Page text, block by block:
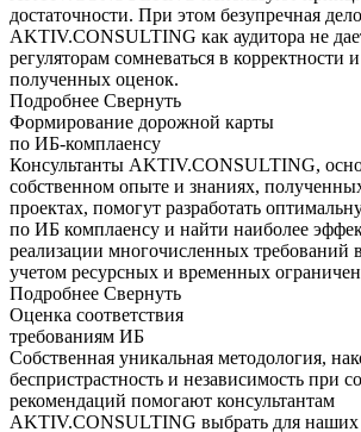
достаточности. При этом безупречная
AKTIV.CONSULTING как аудитора не
регуляторам сомневаться в корректности
полученных оценок.
Подробнее Свернуть
Формирование дорожной карты
по ИБ-комплаенсу
Консультанты AKTIV.CONSULTING,
собственном опыте и знаниях,
проектах, помогут разработать
по ИБ комплаенсу и найти наиболее
реализации многочисленных требований
учетом ресурсных и временных
Подробнее Свернуть
Оценка соответствия
требованиям ИБ
Собственная уникальная методология,
беспристрастность и независимость при
рекомендаций помогают консультантам
AKTIV.CONSULTING выбрать для наших